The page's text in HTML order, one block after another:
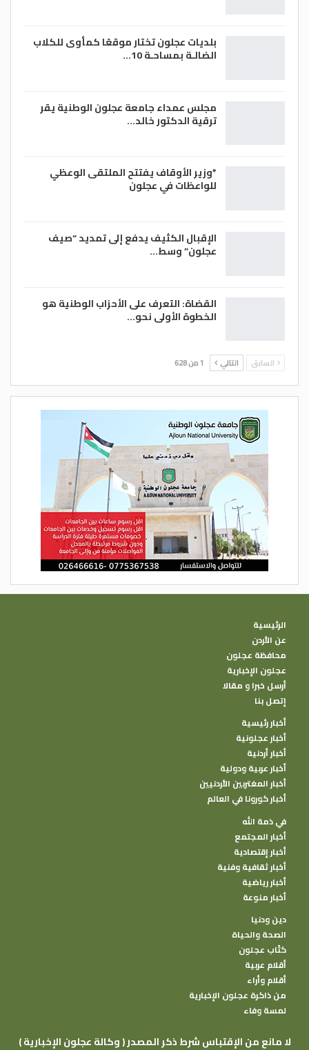
بلديات عجلون تختار موقعًا كمأوى للكلاب
الضالـة بمساحـة 10…
مجلس عمداء جامعة عجلون الوطنية يقر
ترقية الدكتور خالد…
*وزير الأوقاف يفتتح الملتقى الوعظي
للواعظات في عجلون
الإقبال الكثيف يدفع إلى تمديد “صيف
عجلون” وسط…
القضاة: التعرف على الأحزاب الوطنية هو
الخطوة الأولى نحو…
السابق التالي 1 من 628
الرئيسية
عن الأردن
محافظة عجلون
عجلون الإخبارية
أرسل خبرا و مقالا
إتصل بنا
أخبار رئيسية
أخبار عجلونية
أخبار أردنية
أخبار عربية ودولية
أخبار المغتربين الأردنيين
أخبار كورونا في العالم
في ذمة الله
أخبار المجتمع
أخبار إقتصادية
أخبار ثقافية وفنية
أخبار رياضية
أخبار منوعة
دين ودنيا
الصحة والحياة
كتًاب عجلون
أقلام عربية
أقلام وأراء
من ذاكرة عجلون الإخبارية
لمسة وفاء
( وكالة عجلون الإخبارية ) لا مانع من الإقتباس شرط ذكر المصدر